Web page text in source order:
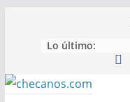
Lo último: